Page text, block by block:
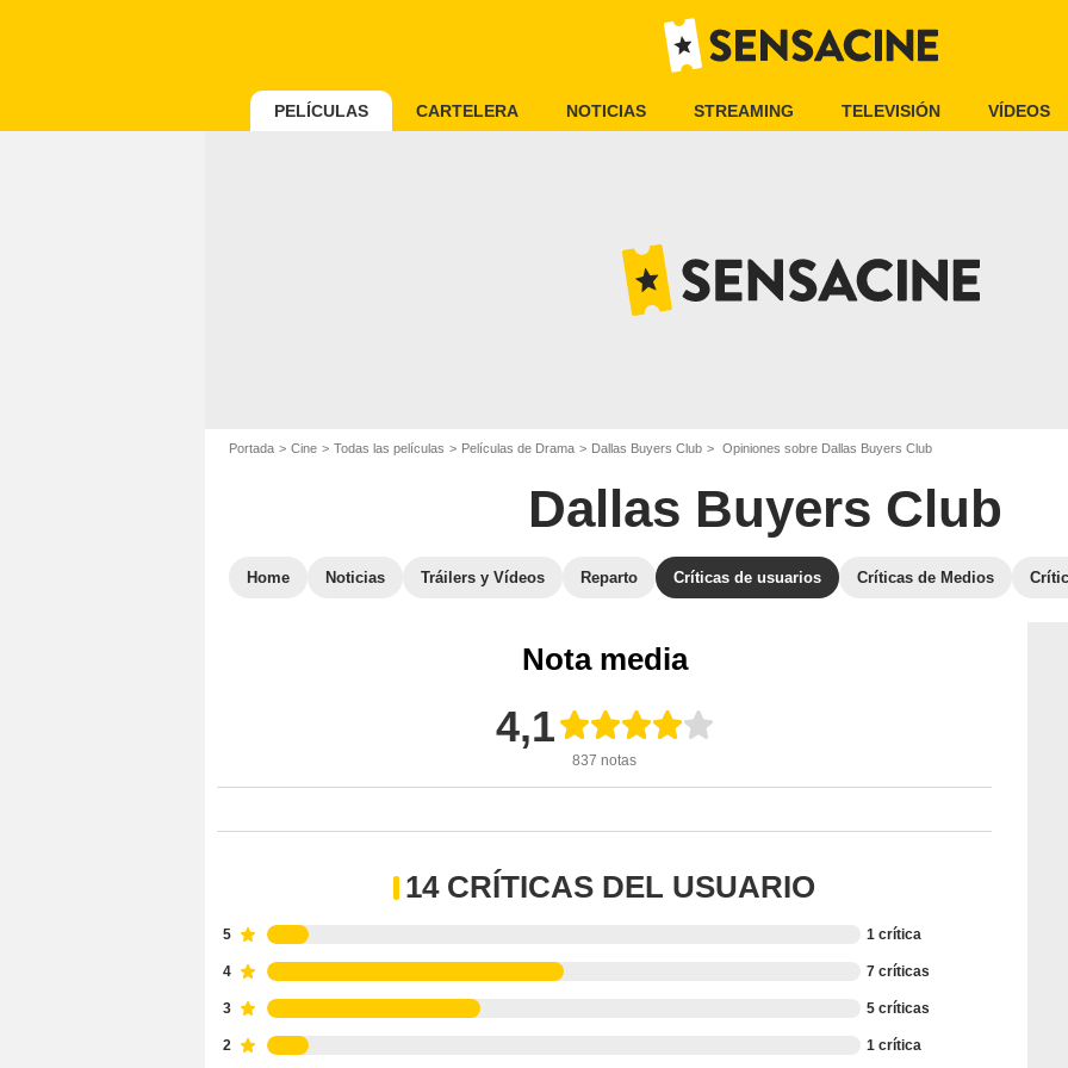
PELÍCULAS CARTELERA NOTICIAS STREAMING TELEVISIÓN VÍDEOS
Portada Cine Todas las películas Películas de Drama Dallas Buyers Club Opiniones sobre Dallas Buyers Club
Dallas Buyers Club
Home Noticias Tráilers y Vídeos Reparto Críticas de usuarios Críticas de Medios
Nota media
4,1
837 notas
14 CRÍTICAS DEL USUARIO
5 1 crítica
4 7 críticas
3 5 críticas
2 1 crítica